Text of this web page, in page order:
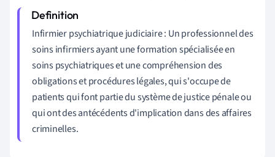
Infirmier psychiatrique judiciaire : Un professionnel des
soins infirmiers ayant une formation spécialisée en
soins psychiatriques et une compréhension des
obligations et procédures légales, qui s'occupe de
patients qui font partie du système de justice pénale ou
qui ont des antécédents d'implication dans des affaires
criminelles.